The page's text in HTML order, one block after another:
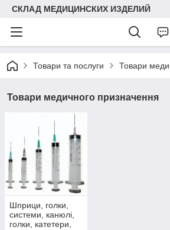
СКЛАД МЕДИЦИНСКИХ ИЗДЕЛИЙ
Товари та послуги Товари
Товари медичного призначення
Шприци, голки,
системи, канюлі,
голки, катетери,